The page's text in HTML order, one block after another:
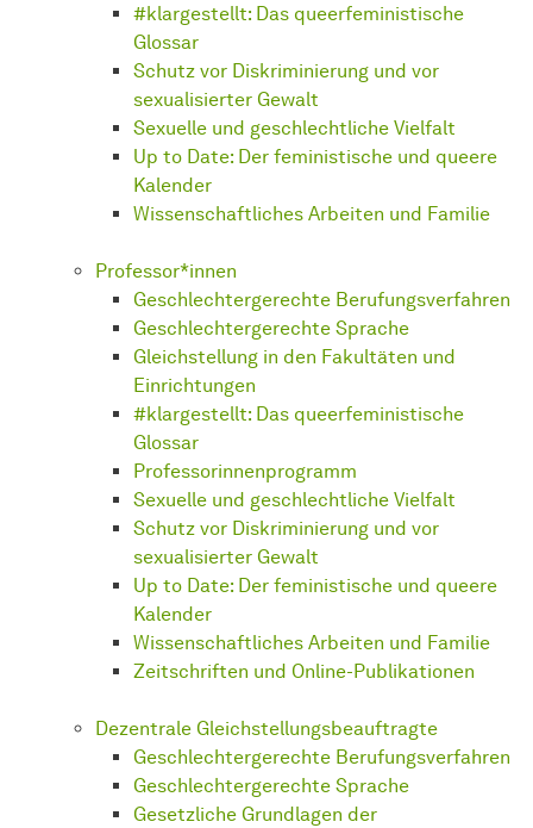
#klargestellt: Das queerfeministische
Glossar
Schutz vor Diskriminierung und vor
sexualisierter Gewalt
Sexuelle und geschlechtliche Vielfalt
Up to Date: Der feministische und queere
Kalender
Wissenschaftliches Arbeiten und Familie
Professor*innen
Geschlechtergerechte Berufungsverfahren
Geschlechtergerechte Sprache
Gleichstellung in den Fakultäten und
Einrichtungen
#klargestellt: Das queerfeministische
Glossar
Professorinnenprogramm
Sexuelle und geschlechtliche Vielfalt
Schutz vor Diskriminierung und vor
sexualisierter Gewalt
Up to Date: Der feministische und queere
Kalender
Wissenschaftliches Arbeiten und Familie
Zeitschriften und Online-Publikationen
Dezentrale Gleichstellungsbeauftragte
Geschlechtergerechte Berufungsverfahren
Geschlechtergerechte Sprache
Gesetzliche Grundlagen der